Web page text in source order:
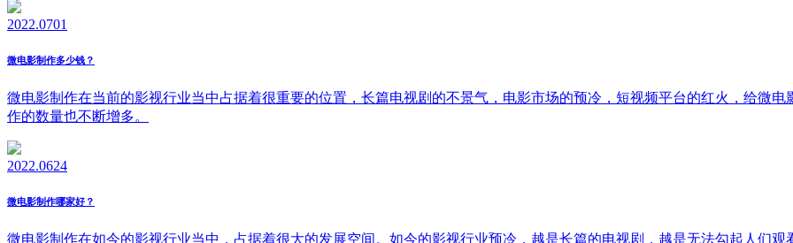
2022.0701
微电影制作多少钱？
微电影制作在当前的影视行业当中占据着很重要的位置，长篇电视剧的不景气，电影市场的预冷，短视频平台的红火，给微
作的数量也不断增多。
2022.0624
微电影制作哪家好？
微电影制作在如今的影视行业当中，占据着很大的发展空间。如今的影视行业预冷，越是长篇的电视剧，越是无法勾起人们